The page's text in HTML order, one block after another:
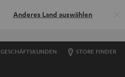
Anderes Land auswählen
GESCHÄFTSKUNDEN STORE FINDER